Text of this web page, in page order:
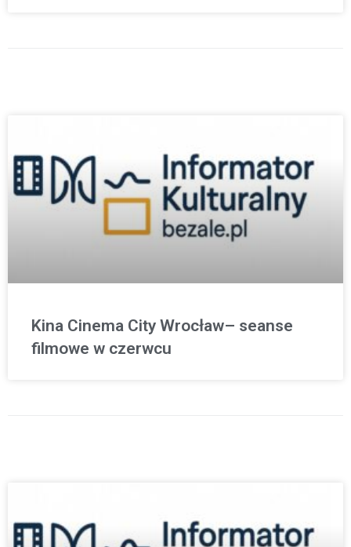
Kina Cinema City Wrocław– seanse
filmowe w czerwcu